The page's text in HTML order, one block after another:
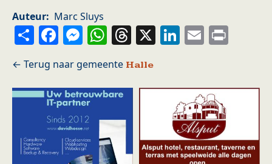
Auteur
Marc Sluys
ShareFacebook
Messenger
WhatsApp
Threads
X LinkedIn
Email
Halle